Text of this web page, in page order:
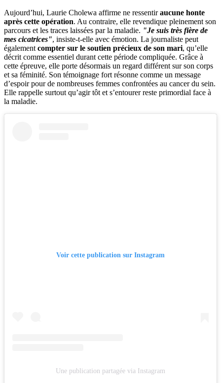
Aujourd’hui, Laurie Cholewa affirme ne ressentiraucune honte
après cette opération. Au contraire, elle revendique pleinement son
parcours et les traces laissées par la maladie. "Je suis très fière de
mes cicatrices", insiste-t-elle avec émotion. La journaliste peut
également compter sur le soutien précieux de son mari, qu’elle
décrit comme essentiel durant cette période compliquée. Grâce à
cette épreuve, elle porte désormais un regard différent sur son corps
et sa féminité. Son témoignage fort résonne comme un message
d’espoir pour de nombreuses femmes confrontées au cancer du sein.
Elle rappelle surtout qu’agir tôt et s’entourer reste primordial face à
la maladie.
Voir cette publication sur Instagram
Une publication partagée via Instagram